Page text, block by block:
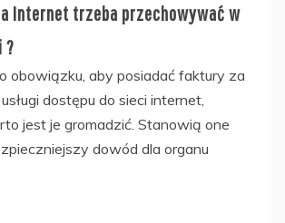
Internet trzeba przechowywać w
?
obowiązku, aby posiadać faktury za
dostępu do sieci internet,
jest je gromadzić. Stanowią one
dowód dla organu